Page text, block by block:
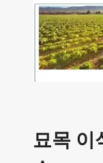
묘목 이